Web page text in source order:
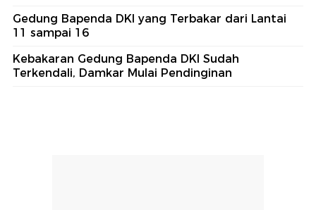
Gedung Bapenda DKI yang Terbakar dari Lantai
11 sampai 16
Kebakaran Gedung Bapenda DKI Sudah
Terkendali, Damkar Mulai Pendinginan